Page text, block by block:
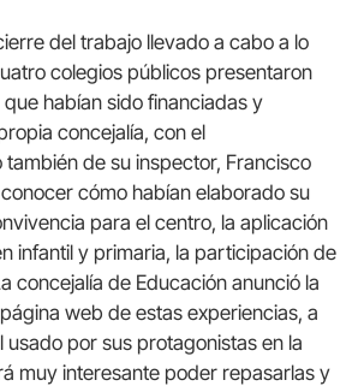
del trabajo llevado a cabo a lo
colegios públicos presentaron
habían sido financiadas y
concejalía, con el
de su inspector, Francisco
cómo habían elaborado su
para el centro, la aplicación
infantil y primaria, la participación de
concejalía de Educación anunció la
web de estas experiencias, a
usado por sus protagonistas en la
muy interesante poder repasarlas y